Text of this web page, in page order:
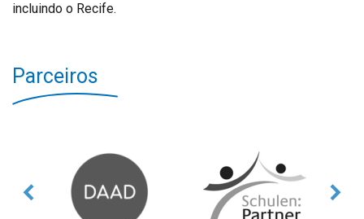
incluindo o Recife.
Parceiros